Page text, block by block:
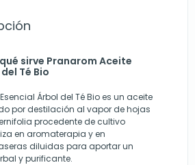
sirve Pranarom Aceite
Té Bio
Árbol del Té Bio es un aceite
por destilación al vapor de hojas
procedente de cultivo
en aromaterapia y en
diluidas para aportar un
y purificante.